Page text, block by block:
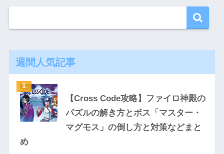
週間人気記事
【Cross Code攻略】ファイロ神殿の
パズルの解き方とボス「マスター・
マグモス」の倒し方と対策などまと
め